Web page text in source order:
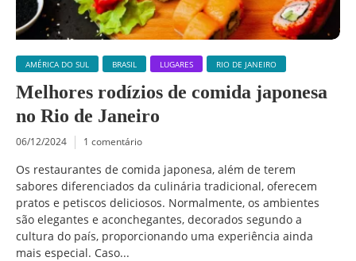
AMÉRICA DO SUL BRASIL LUGARES RIO DE JANEIRO
Melhores rodízios de comida japonesa
no Rio de Janeiro
06/12/2024 1 comentário
Os restaurantes de comida japonesa, além de terem
sabores diferenciados da culinária tradicional, oferecem
pratos e petiscos deliciosos. Normalmente, os ambientes
são elegantes e aconchegantes, decorados segundo a
cultura do país, proporcionando uma experiência ainda
mais especial. Caso...